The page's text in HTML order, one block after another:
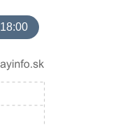
18:00